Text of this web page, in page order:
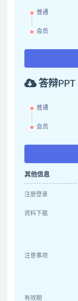
普通
会员
答辩PPT
普通
会员
其他信息
注册登录
资料下载
注意事项
有效期